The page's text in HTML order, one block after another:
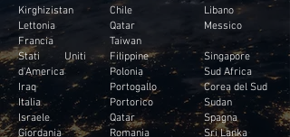
Kirghizistan
Lettonia
Francia
Stati Uniti
d'America
Iraq
Italia
Israele
Giordania
Chile
Qatar
Taiwan
Filippine
Polonia
Portogallo
Portorico
Qatar
Romania
Libano
Messico
Singapore
Sud Africa
Corea del Sud
Sudan
Spagna
Sri Lanka